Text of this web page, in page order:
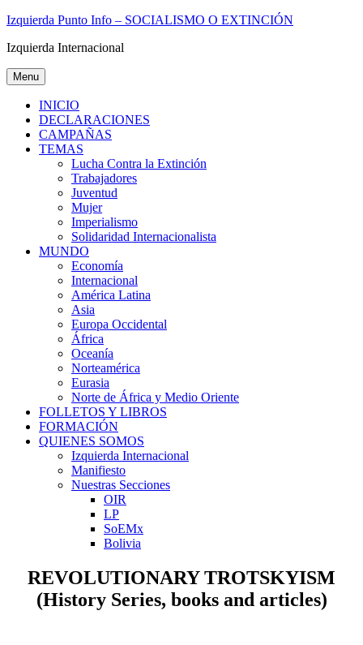
Skip
content
Izquierda Punto Info – SOCIALISMO O EXTINCIÓN
Izquierda Internacional
Menu
INICIO
DECLARACIONES
CAMPAÑAS
TEMAS
Lucha Contra la Extinción
Trabajadores
Juventud
Mujer
Imperialismo
Solidaridad Internacionalista
MUNDO
Economía
Internacional
América Latina
Asia
Europa Occidental
África
Oceanía
Norteamérica
Eurasia
Norte de África y Medio Oriente
FOLLETOS Y LIBROS
FORMACIÓN
QUIENES SOMOS
Izquierda Internacional
Manifiesto
Nuestras Secciones
OIR
LP
SoEMx
Bolivia
REVOLUTIONARY TROTSKYISM
(History Series, books and articles)